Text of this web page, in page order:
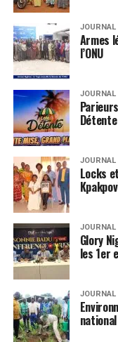
Armes
l’ONU
Locks
Glory
les 1er